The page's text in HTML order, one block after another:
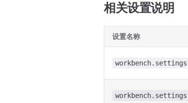
相关设置说明
设置名称